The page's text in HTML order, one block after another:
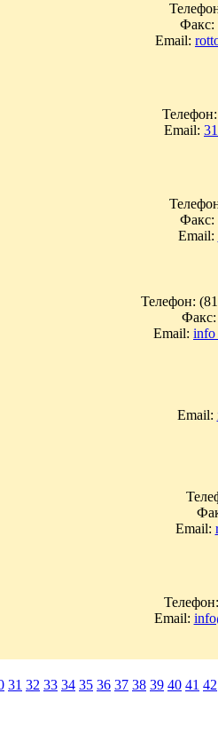
Факс:
Email:
Email:
Факс:
Email:
Телефон:
Факс:
Email:
Email:
Email:
Email:
31 32 33 34 35 36 37 38 39 40 41 42